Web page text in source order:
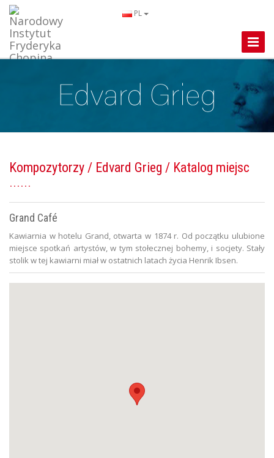
PL
Toggle
Kompozytorzy / Edvard Grieg / Katalog miejsc
Grand Café
Kawiarnia w hotelu Grand, otwarta w 1874 r. Od początku ulubione
miejsce spotkań artystów, w tym stołecznej bohemy, i socjety. Stały
stolik w tej kawiarni miał w ostatnich latach życia Henrik Ibsen.